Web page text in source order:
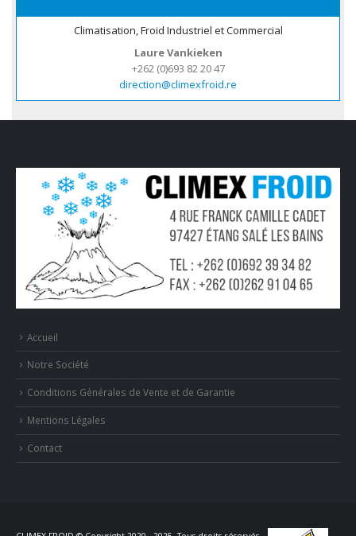
Climatisation, Froid Industriel et Commercial
Laure Vankieken
+262 (0)693 82 20 47
direction@climexfroid.re
Accueil
Notre Société
Conditions Générales de Vente et de Garantie
Mentions Légales
Contact